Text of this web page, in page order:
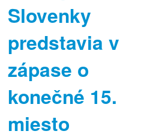
Slovenky
predstavia v
zápase o
konečné 15.
miesto